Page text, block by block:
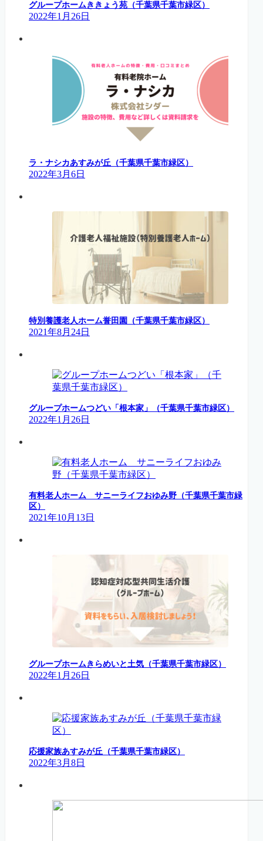
グループホームききょう苑（千葉県千葉市緑区）
2022年1月26日
ラ・ナシカあすみが丘（千葉県千葉市緑区）
2022年3月6日
特別養護老人ホーム誉田園（千葉県千葉市緑区）
2021年8月24日
グループホームつどい「根本家」（千葉県千葉市緑区）
2022年1月26日
有料老人ホーム サニーライフおゆみ野（千葉県千葉市緑
区）
2021年10月13日
グループホームきらめいと土気（千葉県千葉市緑区）
2022年1月26日
応援家族あすみが丘（千葉県千葉市緑区）
2022年3月8日